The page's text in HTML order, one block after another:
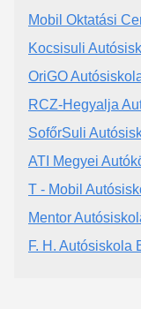
Mobil Oktatási
Kocsisuli
OriGO
RCZ-Hegyalja
SofőrSuli
ATI Megyei
T - Mobil
Mentor
F. H. Autósiskola